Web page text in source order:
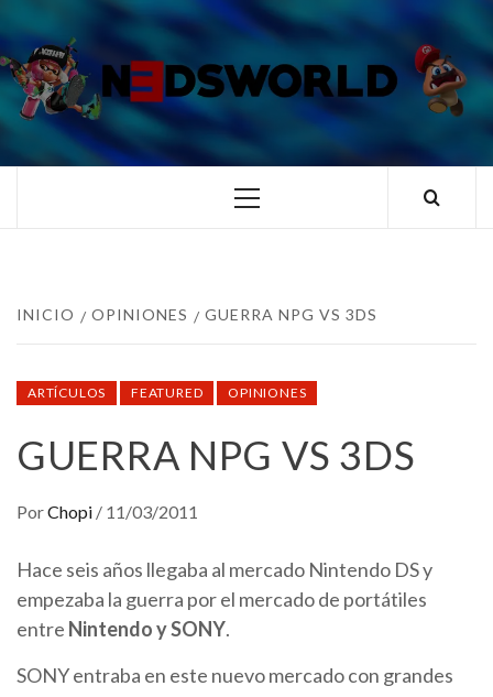
al
contenido
TUS ESPECIALISTAS EN NINTENDO
Menú
INICIO OPINIONES GUERRA NPG VS 3DS
ARTÍCULOS FEATURED OPINIONES
GUERRA NPG VS 3DS
PorChopi / 11/03/2011
Hace seis años llegaba al mercado Nintendo DS y
empezaba la guerra por el mercado de portátiles
entre Nintendo y SONY.
SONY entraba en este nuevo mercado con grandes